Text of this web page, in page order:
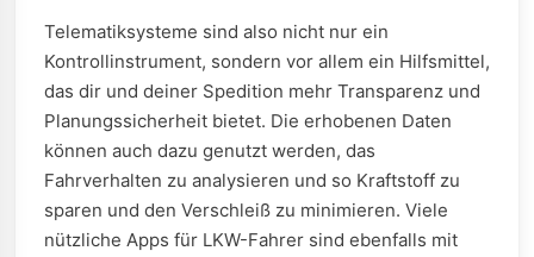
Telematiksysteme sind also nicht nur ein
Kontrollinstrument, sondern vor allem ein Hilfsmittel,
das dir und deiner Spedition mehr Transparenz und
Planungssicherheit bietet. Die erhobenen Daten
können auch dazu genutzt werden, das
Fahrverhalten zu analysieren und so Kraftstoff zu
sparen und den Verschleiß zu minimieren. Viele
nützliche Apps für LKW-Fahrer sind ebenfalls mit